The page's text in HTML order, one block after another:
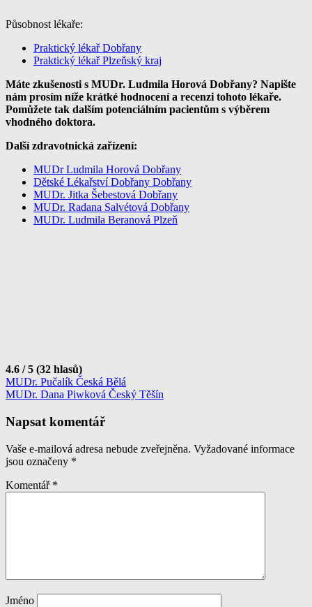
Působnost lékaře:
Praktický lékař Dobřany
Praktický lékař Plzeňský kraj
Máte zkušenosti s MUDr. Ludmila Horová Dobřany? Napište
nám prosím níže krátké hodnocení a recenzi tohoto lékaře.
Pomůžete tak dalším potenciálním pacientům s výběrem
vhodného doktora.
Další zdravotnická zařízení:
MUDr Ludmila Horová Dobřany
Dětské Lékařství Dobřany Dobřany
MUDr. Jitka Šebestová Dobřany
MUDr. Radana Salvétová Dobřany
MUDr. Ludmila Beranová Plzeň
4.6 / 5 (32 hlasů)
Navigace
pro
příspěvek
MUDr. Pučalík Česká Bělá
MUDr. Dana Piwková Český Těšín
Napsat komentář
Vaše e-mailová adresa nebude zveřejněna. Vyžadované informace
jsou označeny *
Komentář *
Jméno